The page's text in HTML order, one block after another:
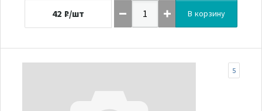
42 ₽/шт В корзину
5